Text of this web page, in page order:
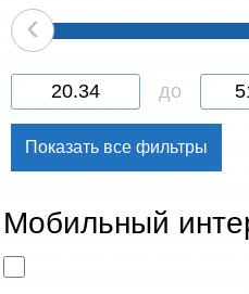
Запомнить
Компьютерные
Товары для офиса
Сетевые товары
‹
до
Мобильный